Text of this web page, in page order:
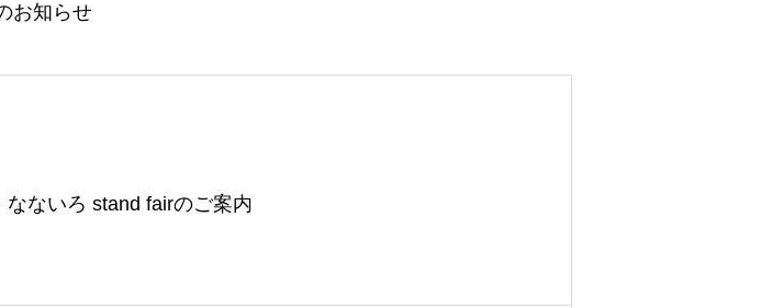
お知らせ
ないろ stand fairのご案内